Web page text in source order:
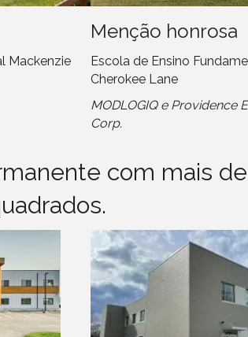
Mackenzie
Menção honrosa
Escola de Ensino
Cherokee Lane
MODLOGIQ e Providence
Corp.
com mais de